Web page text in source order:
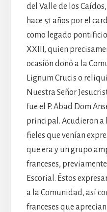
del Valle de los
hace 51 años por el
como legado
XXIII, quien
ocasión donó a la
Lignum Crucis o
Nuestra Señor
fue el P. Abad Dom
principal. Acudieron a
fieles que venían
que era y un grupo
franceses,
Escorial. Éstos
a la Comunidad, así
franceses que